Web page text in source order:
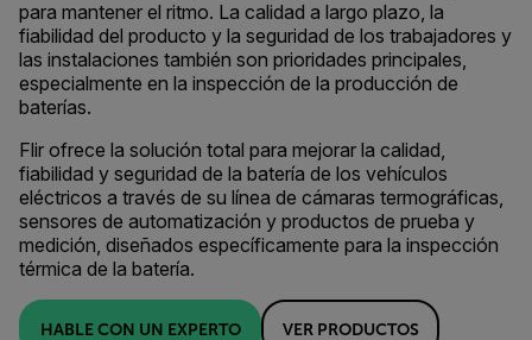
para mantener el ritmo. La calidad a largo plazo, la
fiabilidad del producto y la seguridad de los trabajadores y
las instalaciones también son prioridades principales,
especialmente en la inspección de la producción de
baterías.
Flir ofrece la solución total para mejorar la calidad,
fiabilidad y seguridad de la batería de los vehículos
eléctricos a través de su línea de cámaras termográficas,
sensores de automatización y productos de prueba y
medición, diseñados específicamente para la inspección
térmica de la batería.
HABLE CON UN EXPERTO VER PRODUCTOS